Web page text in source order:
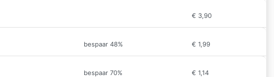
€ 3,90
bespaar 48% € 1,99
bespaar 70% € 1,14